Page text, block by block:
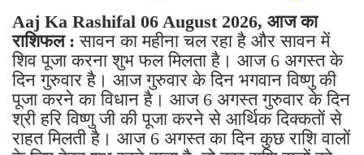
Aaj Ka Rashifal 06 August 2026, आज का
राशिफल : सावन का महीना चल रहा है और सावन में
शिव पूजा करना शुभ फल मिलता है। आज 6 अगस्त के
दिन गुरुवार है। आज गुरुवार के दिन भगवान विष्णु की
पूजा करने का विधान है। आज 6 अगस्त गुरुवार के दिन
श्री हरि विष्णु जी की पूजा करने से आर्थिक दिक्कतों से
राहत मिलती है। आज 6 अगस्त का दिन कुछ राशि वालों